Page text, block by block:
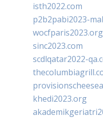
isth2022.com
p2b2pabi2023-
wocfparis2023.org
sinc2023.com
scdlqatar2022-
khedi2023.org